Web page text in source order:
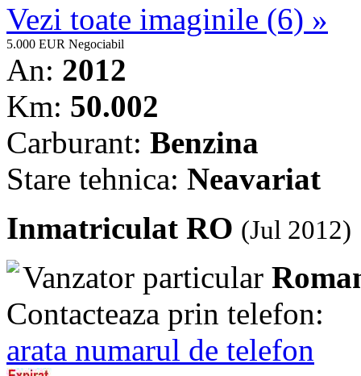
Vezi toate imaginile (6) »
5.000 EUR Negociabil
An: 2012
Km: 50.002
Carburant: Benzina
Stare tehnica: Neavariat
Inmatriculat RO (Jul 2012)
Vanzator particular
Contacteaza prin telefon:
arata numarul de telefon